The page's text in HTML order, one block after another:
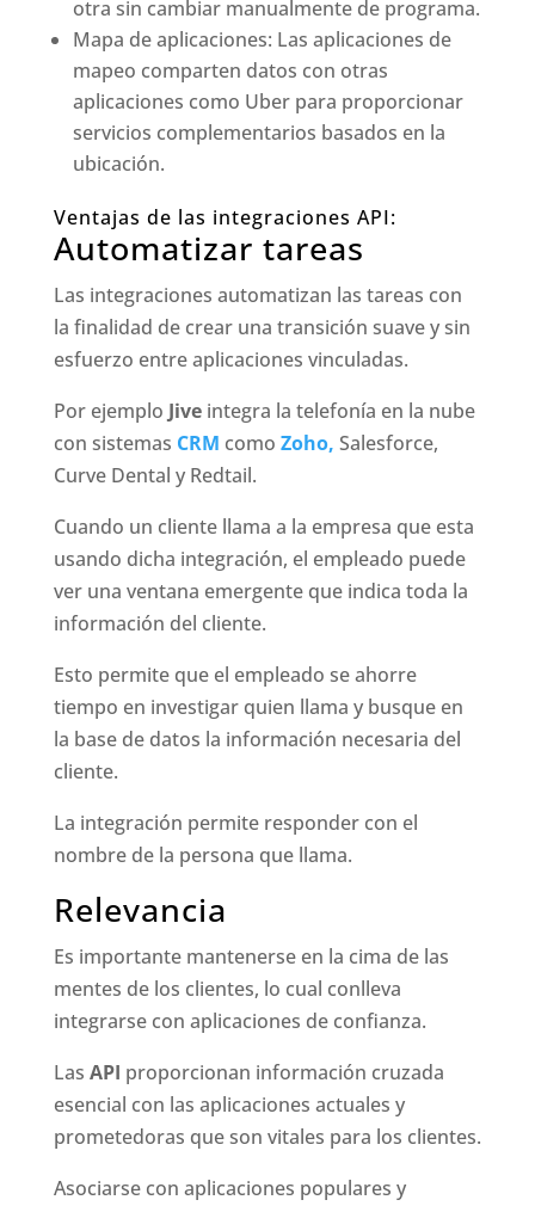
otra sin cambiar manualmente de programa.
Mapa de aplicaciones: Las aplicaciones de
mapeo comparten datos con otras
aplicaciones como Uber para proporcionar
servicios complementarios basados en la
ubicación.
Ventajas de las integraciones API:
Automatizar tareas
Las integraciones automatizan las tareas con
la finalidad de crear una transición suave y sin
esfuerzo entre aplicaciones vinculadas.
Por ejemplo Jiveintegra la telefonía en la nube
con sistemas CRM como Zoho, Salesforce,
Curve Dental y Redtail.
Cuando un cliente llama a la empresa que esta
usando dicha integración, el empleado puede
ver una ventana emergente que indica toda la
información del cliente.
Esto permite que el empleado se ahorre
tiempo en investigar quien llama y busque en
la base de datos la información necesaria del
cliente.
La integración permite responder con el
nombre de la persona que llama.
Relevancia
Es importante mantenerse en la cima de las
mentes de los clientes, lo cual conlleva
integrarse con aplicaciones de confianza.
Las API proporcionan información cruzada
esencial con las aplicaciones actuales y
prometedoras que son vitales para los clientes.
Asociarse con aplicaciones populares y